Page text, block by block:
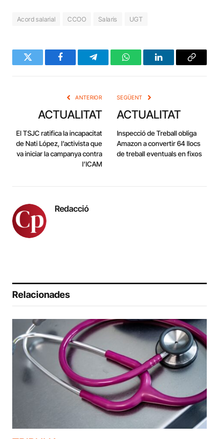
Acord salarial CCOO Salaris UGT
Twitter FacebookTelegramWhatsAppLinkedInCopy
ANTERIOR
ACTUALITAT
El TSJC ratifica la incapacitat
de Nati López, l’activista que
va iniciar la campanya contra
l’ICAM
SEGÜENT
ACTUALITAT
Inspecció de Treball obliga
Amazon a convertir 64 llocs
de treball eventuals en fixos
Redacció
Relacionades